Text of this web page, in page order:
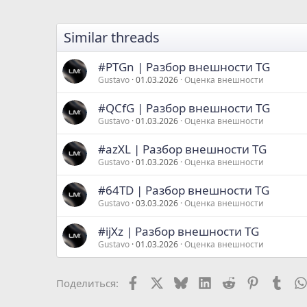
Similar threads
#PTGn | Разбор внешности TG
Gustavo 01.03.2026 Оценка внешности
#QCfG | Разбор внешности TG
Gustavo 01.03.2026 Оценка внешности
#azXL | Разбор внешности TG
Gustavo 01.03.2026 Оценка внешности
#64TD | Разбор внешности TG
Gustavo 03.03.2026 Оценка внешности
#ijXz | Разбор внешности TG
Gustavo 01.03.2026 Оценка внешности
Поделиться: Facebook BlueskyLinkedIn
Reddit Pinterest